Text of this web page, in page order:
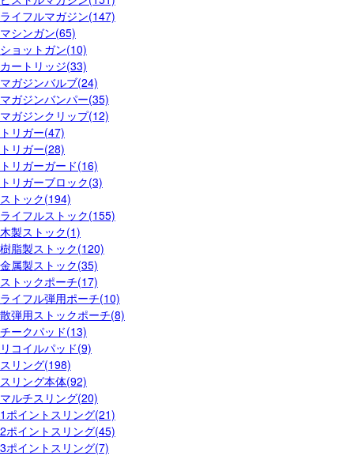
ライフルマガジン(147)
マシンガン(65)
ショットガン(10)
カートリッジ(33)
マガジンバルブ(24)
マガジンバンパー(35)
マガジンクリップ(12)
トリガー(47)
トリガー(28)
トリガーガード(16)
トリガーブロック(3)
ストック(194)
ライフルストック(155)
木製ストック(1)
樹脂製ストック(120)
金属製ストック(35)
ストックポーチ(17)
ライフル弾用ポーチ(10)
散弾用ストックポーチ(8)
チークパッド(13)
リコイルパッド(9)
スリング(198)
スリング本体(92)
マルチスリング(20)
1ポイントスリング(21)
2ポイントスリング(45)
3ポイントスリング(7)